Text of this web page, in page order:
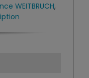
WEITBRUCH,